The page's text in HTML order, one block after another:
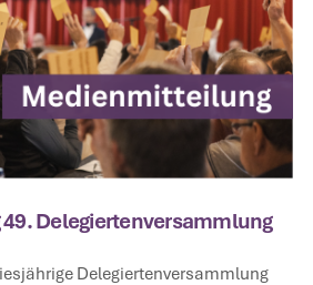
Delegiertenversammlung
Delegiertenversammlung